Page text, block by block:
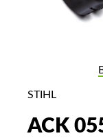
STIHL
ACK